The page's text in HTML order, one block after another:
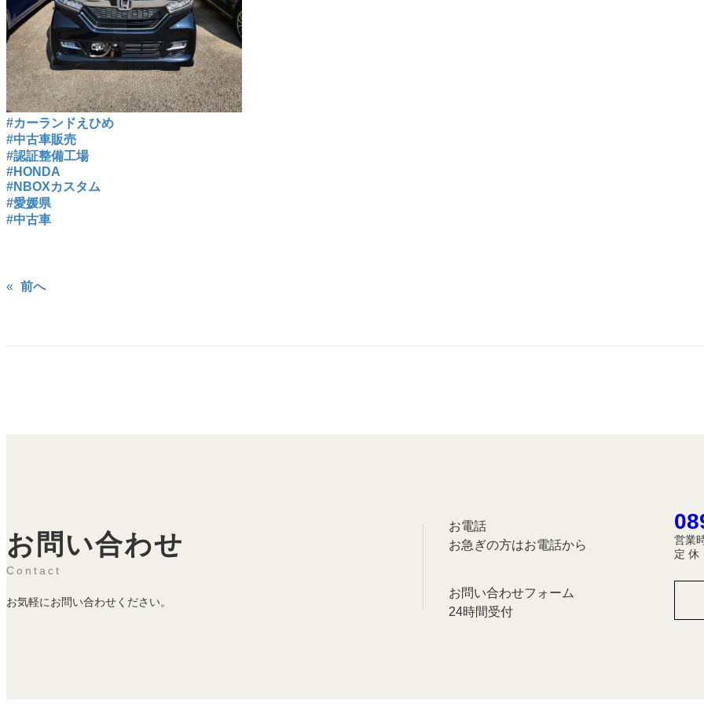
#カーランドえひめ
#中古車販売
#認証整備工場
#HONDA
#NBOXカスタム
#愛媛県
#中古車
« 前へ
お問い合わせ
Contact
お気軽にお問い合わせください。
お電話
お急ぎの方はお電話から
営業
定 休
お問い合わせフォーム
24時間受付